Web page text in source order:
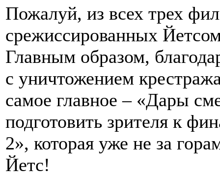
Пожалуй, из всех трех
срежиссированных
Главным образом,
с уничтожением
самое главное – «Дары
подготовить зрителя к
2», которая уже не за
Йетс!